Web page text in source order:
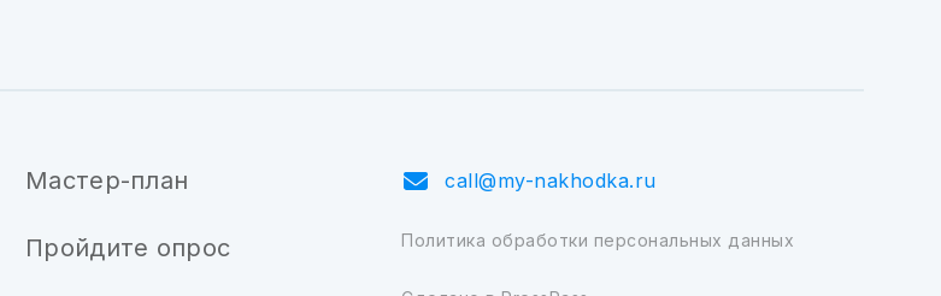
Мастер-план
Пройдите опрос
call@my-nakhodka.ru
Политика обработки персональных данных